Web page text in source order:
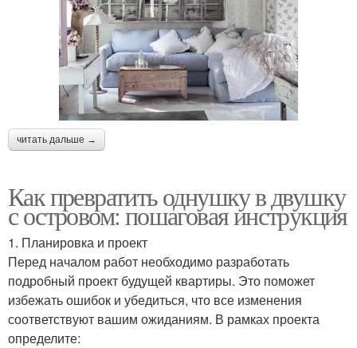
читать дальше →
Как превратить однушку в двушку
с островом: пошаговая инструкция
1. Планировка и проект
Перед началом работ необходимо разработать
подробный проект будущей квартиры. Это поможет
избежать ошибок и убедиться, что все изменения
соответствуют вашим ожиданиям. В рамках проекта
определите: